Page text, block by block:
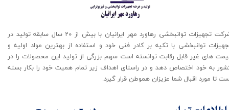
شرکت تجهیزات توانبخشی رهاورد مهر ایرانیان با بیش از 20 سال سابقه تولید در
توانبخشی با تکیه بر کادر فنی خود و استفاده از بهترین مواد اولیه و
های غیر قابل رقابت توانسته است سهم بزرگی از تولید این محصولات را در
به خود اختصاص دهد و در راستای اهداف زیر تمام همیت خود را بکار بسته
تا مورد اقبال شما عزیزان هموطن قرار گیرد​​​​​​​.